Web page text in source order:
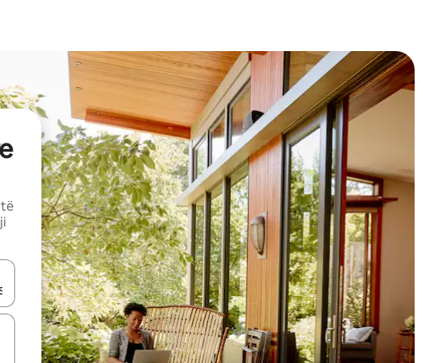
e shigjetave lart e poshtë ose eksploro duke prekur ose duke lëvizur ekranin.